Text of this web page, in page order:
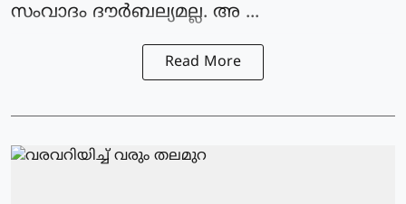
സംവാദം ദൗർബല്യമല്ല. അ ...
Read More